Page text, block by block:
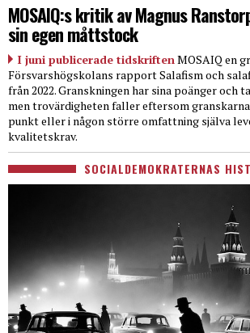
MOSAIQ:s kritik av Magnus
sin egen måttstock
I juni publicerade tidskriftenMOSAIQ en
Försvarshögskolans rapport Salafism och
från 2022. Granskningen har sina poänger och
men trovärdigheten faller eftersom
punkt eller i någon större omfattning själva
kvalitetskrav.
SOCIALDEMOKRATERNAS